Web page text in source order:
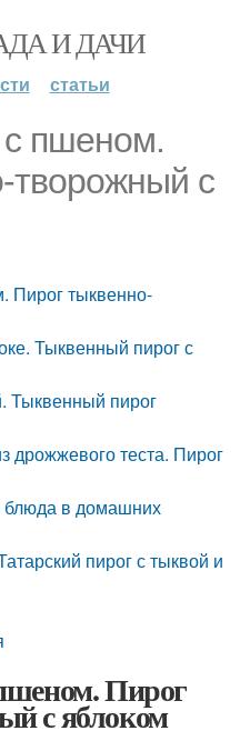
И ДАЧИ
статьи
с пшеном.
творожный с
Пирог тыквенно-
Тыквенный пирог с
Тыквенный пирог
дрожжевого теста. Пирог
блюда в домашних
пирог с тыквой и
Пирог
с яблоком